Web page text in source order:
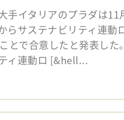
手イタリアのプラダは11
らサステナビリティ連動
とで合意したと発表し
ィ連動ロ [&hell...